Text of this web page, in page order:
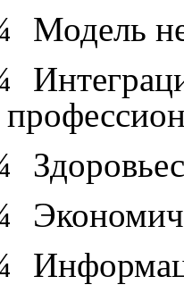
Модель